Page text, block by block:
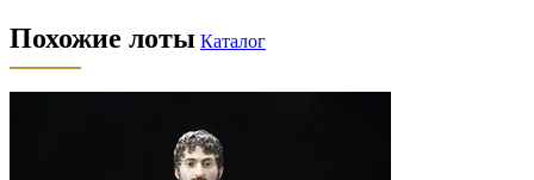
Похожие лоты Каталог